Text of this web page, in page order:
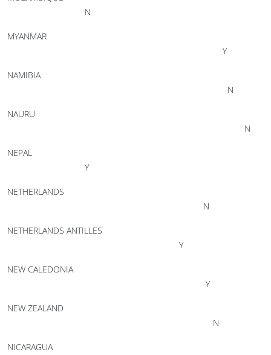
N
MYANMAR
Y
NAMIBIA
N
NAURU
N
NEPAL
Y
NETHERLANDS
N
NETHERLANDS ANTILLES
Y
NEW CALEDONIA
Y
NEW ZEALAND
N
NICARAGUA